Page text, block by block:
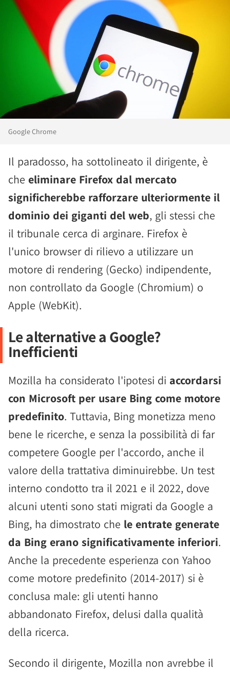
Google Chrome
Il paradosso, ha sottolineato il dirigente, è
che eliminare Firefox dal mercato
significherebbe rafforzare ulteriormente il
dominio dei giganti del web, gli stessi che
il tribunale cerca di arginare. Firefox è
l'unico browser di rilievo a utilizzare un
motore di rendering (Gecko) indipendente,
non controllato da Google (Chromium) o
Apple (WebKit).
Le alternative a Google?
Inefficienti
Mozilla ha considerato l'ipotesi di accordarsi
con Microsoft per usare Bing come motore
predefinito. Tuttavia, Bing monetizza meno
bene le ricerche, e senza la possibilità di far
competere Google per l'accordo, anche il
valore della trattativa diminuirebbe. Un test
interno condotto tra il 2021 e il 2022, dove
alcuni utenti sono stati migrati da Google a
Bing, ha dimostrato che le entrate generate
da Bing erano significativamente inferiori.
Anche la precedente esperienza con Yahoo
come motore predefinito (2014-2017) si è
conclusa male: gli utenti hanno
abbandonato Firefox, delusi dalla qualità
della ricerca.
Secondo il dirigente, Mozilla non avrebbe il